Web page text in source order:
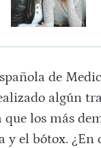
de
algún
los más
y el bótox. ¿En